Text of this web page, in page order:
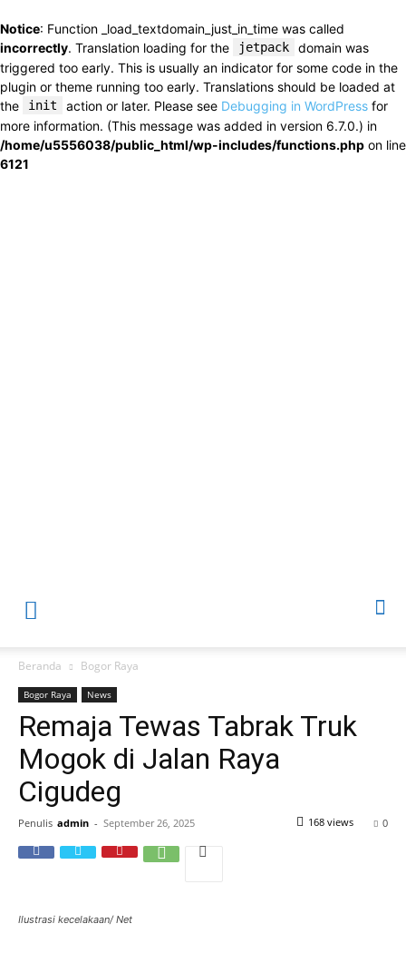
Notice: Function _load_textdomain_just_in_time was called
incorrectly. Translation loading for the jetpack
domain was
triggered too early. This is usually an indicator for some code in the
plugin or theme running too early. Translations should be loaded at
the
init action or later. Please see Debugging in WordPress for
more information. (This message was added in version 6.7.0.) in
/home/u5556038/public_html/wp-includes/functions.php on line
6121
Beranda Bogor Raya
Bogor Raya News
Remaja Tewas Tabrak Truk
Mogok di Jalan Raya
Cigudeg
Penulis admin - September 26, 2025 0
168 views
Ilustrasi kecelakaan/ Net